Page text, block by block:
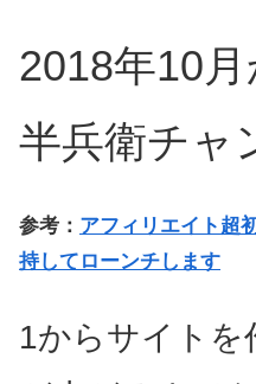
2018年10
半兵衛チャ
参考： アフィリエイト超
持してローンチします
1からサイトを